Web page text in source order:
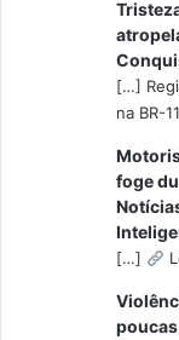
[…]
na BR-
foge
[…]